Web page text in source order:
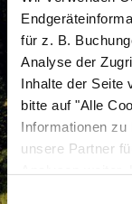
für z. B.
Analyse der
Inhalte der Seite
bitte auf "Alle
Informationen zu
unsere Partner
Einwilligungsauswahl